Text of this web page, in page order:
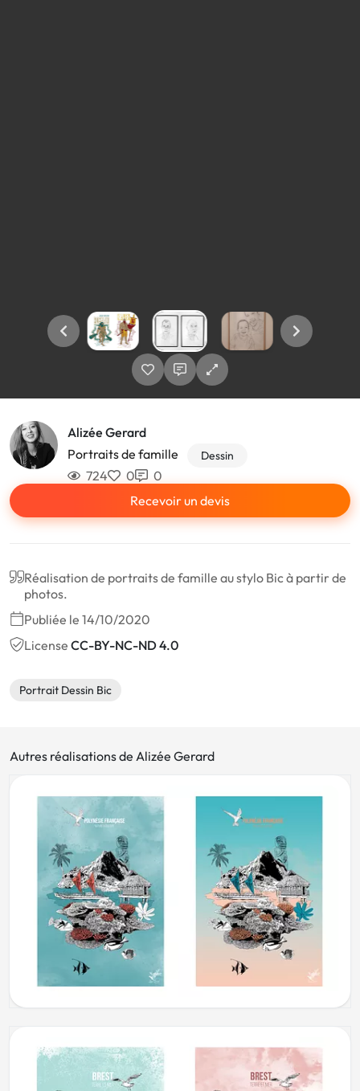
Alizée Gerard
Portraits de famille
Dessin
724 0
0
Recevoir un devis
Réalisation de portraits de famille au stylo Bic à partir de
photos.
Publiée le 14/10/2020
License CC-BY-NC-ND 4.0
Portrait Dessin Bic
Autres réalisations de Alizée Gerard